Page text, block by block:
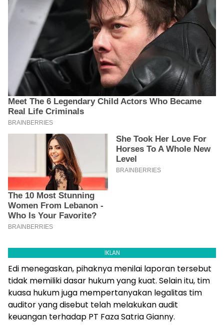
IKLAN
Edi menegaskan, pihaknya menilai laporan tersebut
tidak memiliki dasar hukum yang kuat. Selain itu, tim
kuasa hukum juga mempertanyakan legalitas tim
auditor yang disebut telah melakukan audit
keuangan terhadap PT Faza Satria Gianny.